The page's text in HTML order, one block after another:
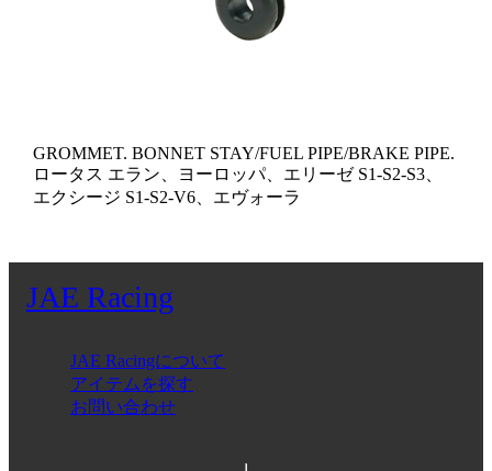
GROMMET. BONNET STAY/FUEL PIPE/BRAKE PIPE.
ロータス エラン、ヨーロッパ、エリーゼ S1-S2-S3、
エクシージ S1-S2-V6、エヴォーラ
JAE Racing
JAE Racingについて
アイテムを探す
お問い合わせ